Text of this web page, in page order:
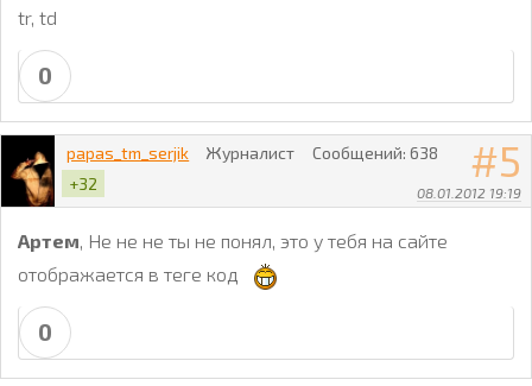
tr, td
0
5
08.01.2012 19:19
papas_tm_serjik Журналист Сообщений: 638
+32
Артем, Не не не ты не понял, это у тебя на сайте
отображается в теге код
0